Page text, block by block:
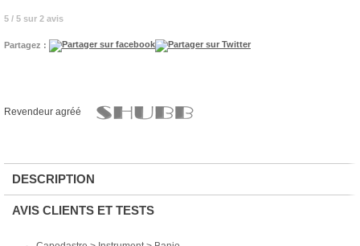
5 / 5 sur 2 avis
Partagez :
Revendeur agréé
DESCRIPTION
AVIS CLIENTS ET TESTS